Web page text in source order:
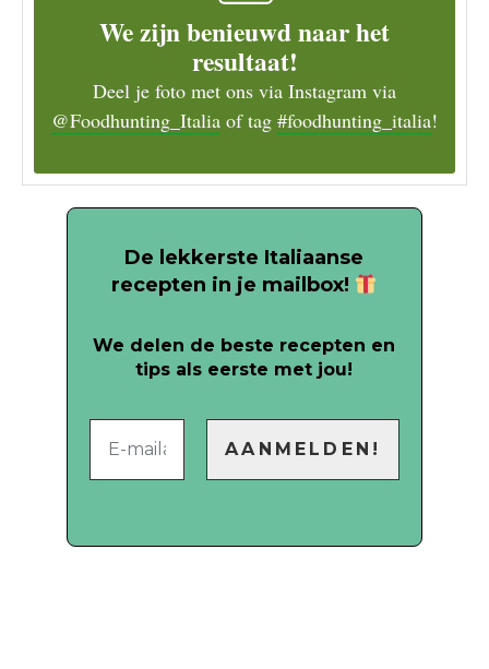
We zijn benieuwd naar het
resultaat!
Deel je foto met ons via Instagram via
@Foodhunting_Italia of tag #foodhunting_italia!
De lekkerste Italiaanse
recepten in je mailbox!
We delen de beste recepten en
tips als eerste met jou!